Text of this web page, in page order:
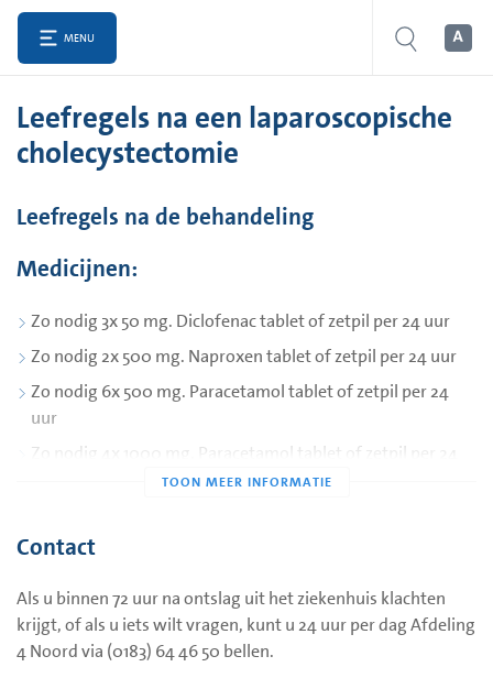
MENU
Leefregels na een laparoscopische
cholecystectomie
Leefregels na de behandeling
Medicijnen:
Zo nodig 3x 50 mg. Diclofenac tablet of zetpil per 24 uur
Zo nodig 2x 500 mg. Naproxen tablet of zetpil per 24 uur
Zo nodig 6x 500 mg. Paracetamol tablet of zetpil per 24
uur
Zo nodig 4x 1000 mg. Paracetamol tablet of zetpil per 24
pijnmedicatie. Uw zorgverlener informeert u goed over
zijn.
Wondverzorging
Contact
Als u binnen 72 uur na ontslag uit het ziekenhuis klachten
krijgt, of als u iets wilt vragen, kunt u 24 uur per dag Afdeling
4 Noord via (0183) 64 46 50 bellen.